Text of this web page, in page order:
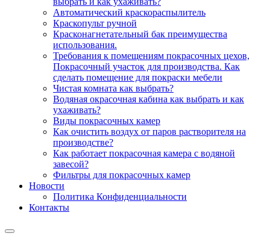
Автоматический краскораспылитель
Краскопульт ручной
Красконагнетательный бак преимущества
использования.
Требования к помещениям покрасочных цехов,
Покрасочный участок для производства. Как
сделать помещение для покраски мебели
Чистая комната как выбрать?
Водяная окрасочная кабина как выбрать и как
ухаживать?
Виды покрасочных камер
Как очистить воздух от паров растворителя на
производстве?
Как работает покрасочная камера с водяной
завесой?
Фильтры для покрасочных камер
Новости
Политика Конфиденциальности
Контакты